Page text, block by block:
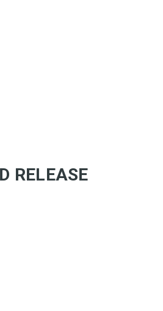
RELEASE